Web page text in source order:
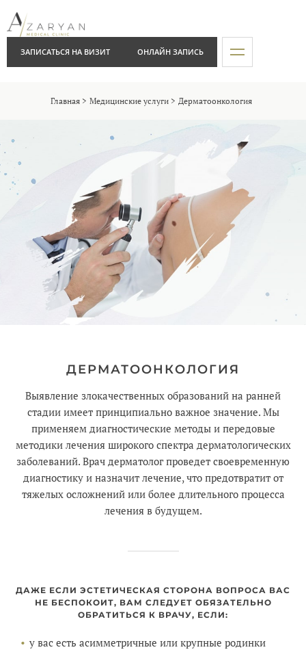
ЗАПИСАТЬСЯ НА ВИЗИТ ОНЛАЙН ЗАПИСЬ
Главная Медицинские услуги Дерматоонкология
ДЕРМАТООНКОЛОГИЯ
Выявление злокачественных образований на ранней
стадии имеет принципиально важное значение. Мы
применяем диагностические методы и передовые
методики лечения широкого спектра дерматологических
заболеваний. Врач дерматолог проведет своевременную
диагностику и назначит лечение, что предотвратит от
тяжелых осложнений или более длительного процесса
лечения в будущем.
ДАЖЕ ЕСЛИ ЭСТЕТИЧЕСКАЯ СТОРОНА ВОПРОСА ВАС
НЕ БЕСПОКОИТ, ВАМ СЛЕДУЕТ ОБЯЗАТЕЛЬНО
ОБРАТИТЬСЯ К ВРАЧУ, ЕСЛИ:
у вас есть асимметричные или крупные родинки